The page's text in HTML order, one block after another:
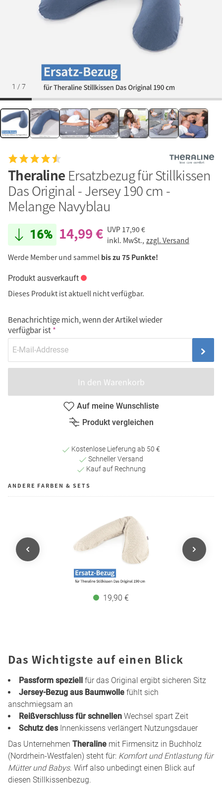
1 / 7
Theraline Ersatzbezug für Stillkissen
Das Original - Jersey 190 cm -
Melange Navyblau
16% 14,99 € UVP 17,90 €
inkl. MwSt., zzgl. Versand
Werde Member und sammel bis zu 75 Punkte!
Produkt ausverkauft
Dieses Produkt ist aktuell nicht verfügbar.
Benachrichtige mich, wenn der Artikel wieder
verfügbar ist
In den Warenkorb
Auf meine Wunschliste
Produkt vergleichen
Kostenlose Lieferung ab 50 €
Schneller Versand
Kauf auf Rechnung
ANDERE FARBEN & SETS
19,90 €
Das Wichtigste auf einen Blick
Passform speziell
für das Original ergibt sicheren Sitz
Jersey-Bezug aus Baumwolle fühlt sich
anschmiegsam an
Reißverschluss für schnellen Wechsel spart Zeit
Schutz desInnenkissens verlängert Nutzungsdauer
Das Unternehmen Theraline mit Firmensitz in Buchholz
(Nordrhein-Westfalen) steht für: Komfort und Entlastung für
Mütter und Babys. Wirf also unbedingt einen Blick auf
diesen Stillkissenbezug.